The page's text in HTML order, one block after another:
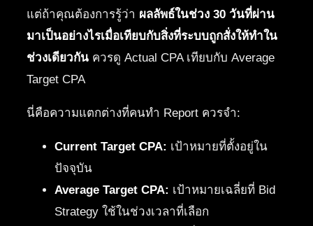
แต่ถ้าคุณต้องการรู้ว่า ผลลัพธ์ในช่วง 30 วันที่ผ่าน
มาเป็นอย่างไรเมื่อเทียบกับสิ่งที่ระบบถูกสั่งให้ทำใน
ช่วงเดียวกัน ควรดู Actual CPA เทียบกับ Average
Target CPA
นี่คือความแตกต่างที่คนทำ Report ควรจำ:
Current Target CPA: เป้าหมายที่ตั้งอยู่ใน
ปัจจุบัน
Average Target CPA: เป้าหมายเฉลี่ยที่ Bid
Strategy ใช้ในช่วงเวลาที่เลือก